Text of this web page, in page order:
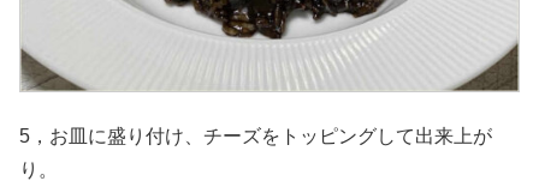
5，お皿に盛り付け、チーズをトッピングして出来上が
り。